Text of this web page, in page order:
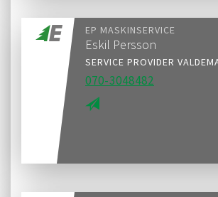
EP MASKINSERVICE
Eskil Persson
SERVICE PROVIDER
070-3048482